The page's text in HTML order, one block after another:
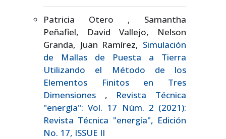
Patricia Otero , Samantha
Peñafiel, David Vallejo, Nelson
Granda, Juan Ramírez, Simulación
de Mallas de Puesta a Tierra
Utilizando el Método de los
Elementos Finitos en Tres
Dimensiones , Revista Técnica
"energía": Vol. 17 Núm. 2 (2021):
Revista Técnica "energía", Edición
No. 17, ISSUE II